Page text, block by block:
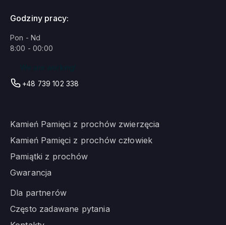
Kamień Pamięci z prochów zwierzęcia
Kamień Pamięci z prochów człowiek
Pamiątki z prochów
Gwarancja
Dla partnerów
Często zadawane pytania
Godziny pracy:
Pon - Nd
8:00 - 00:00
+48 739 102 338